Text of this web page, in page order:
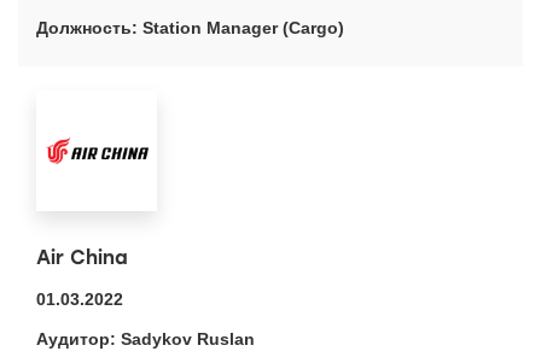
Station Manager (Cargo)
Air China
01.03.2022
Sadykov Ruslan